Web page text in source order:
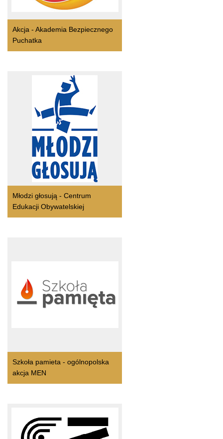
Akcja - Akademia Bezpiecznego
Puchatka
Młodzi głosują - Centrum
Edukacji Obywatelskiej
Szkoła pamieta - ogólnopolska
akcja MEN